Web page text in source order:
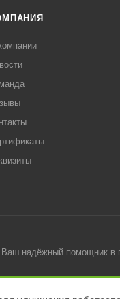
надёжный помощник в